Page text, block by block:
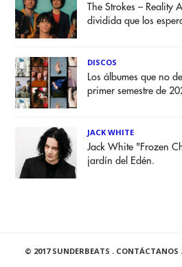
The Strokes – Reality
dividida que los
DISCOS
Los álbumes que no
primer semestre de
JACK WHITE
Jack White "Frozen
jardín del Edén.
© 2017 SUNDERBEATS . CONTÁCTANOS .